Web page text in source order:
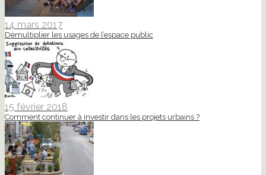
14 mars 2017
Démultiplier les usages de l’espace public
15 février 2018
Comment continuer à investir dans les projets urbains ?